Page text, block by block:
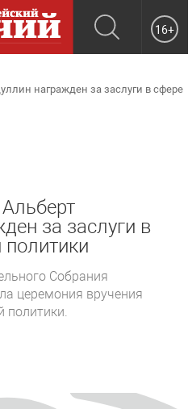
16+
награжден за заслуги в сфере
за заслуги в
Собрания
церемония вручения
политики.